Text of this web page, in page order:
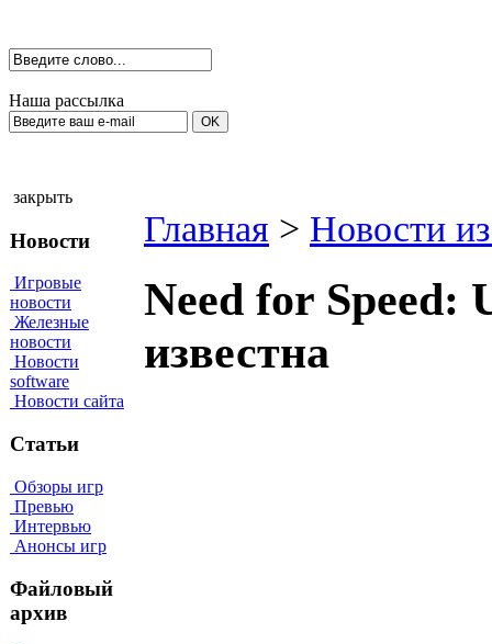
Наша рассылка
закрыть
Новости
Игровые
новости
Железные
новости
Новости
software
Новости сайта
Статьи
Обзоры игр
Превью
Интервью
Анонсы игр
Файловый
архив
Главная > Новости
Need for Speed:
известна